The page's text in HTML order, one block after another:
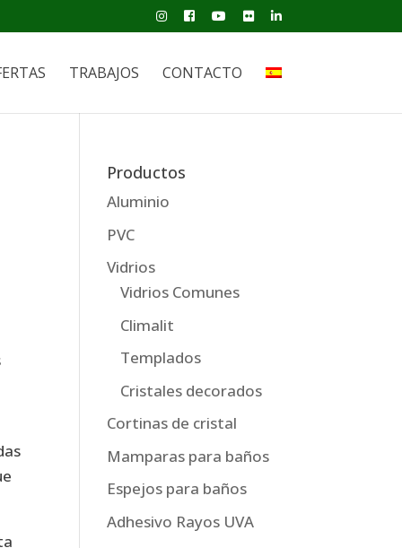
TRABAJOS CONTACTO
Productos
Aluminio
PVC
Vidrios
Vidrios Comunes
Climalit
Templados
Cristales decorados
Cortinas de cristal
Mamparas para baños
Espejos para baños
Adhesivo Rayos UVA